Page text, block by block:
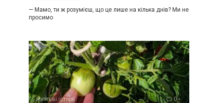
— Мамо, ти ж розумієш, що це лише на кілька днів? Ми не
просимо
життєві історії 0